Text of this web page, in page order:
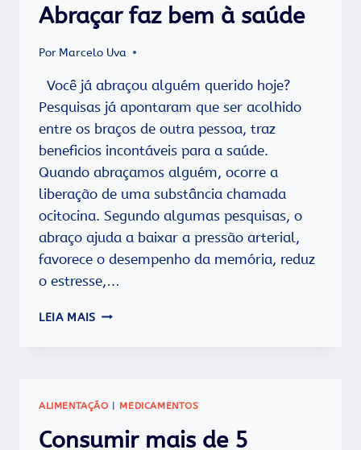
ALIADOS
NA
CONTRA
MAL.
Abraçar faz bem à saúde
Por Marcelo Uva
Você já abraçou alguém querido hoje?
Pesquisas já apontaram que ser acolhido
entre os braços de outra pessoa, traz
beneficios incontáveis para a saúde.
Quando abraçamos alguém, ocorre a
liberação de uma substância chamada
ocitocina. Segundo algumas pesquisas, o
abraço ajuda a baixar a pressão arterial,
favorece o desempenho da memória, reduz
o estresse,…
LEIA MAIS ABRAÇAR
ALIMENTAÇÃO | MEDICAMENTOS
Consumir mais de 5